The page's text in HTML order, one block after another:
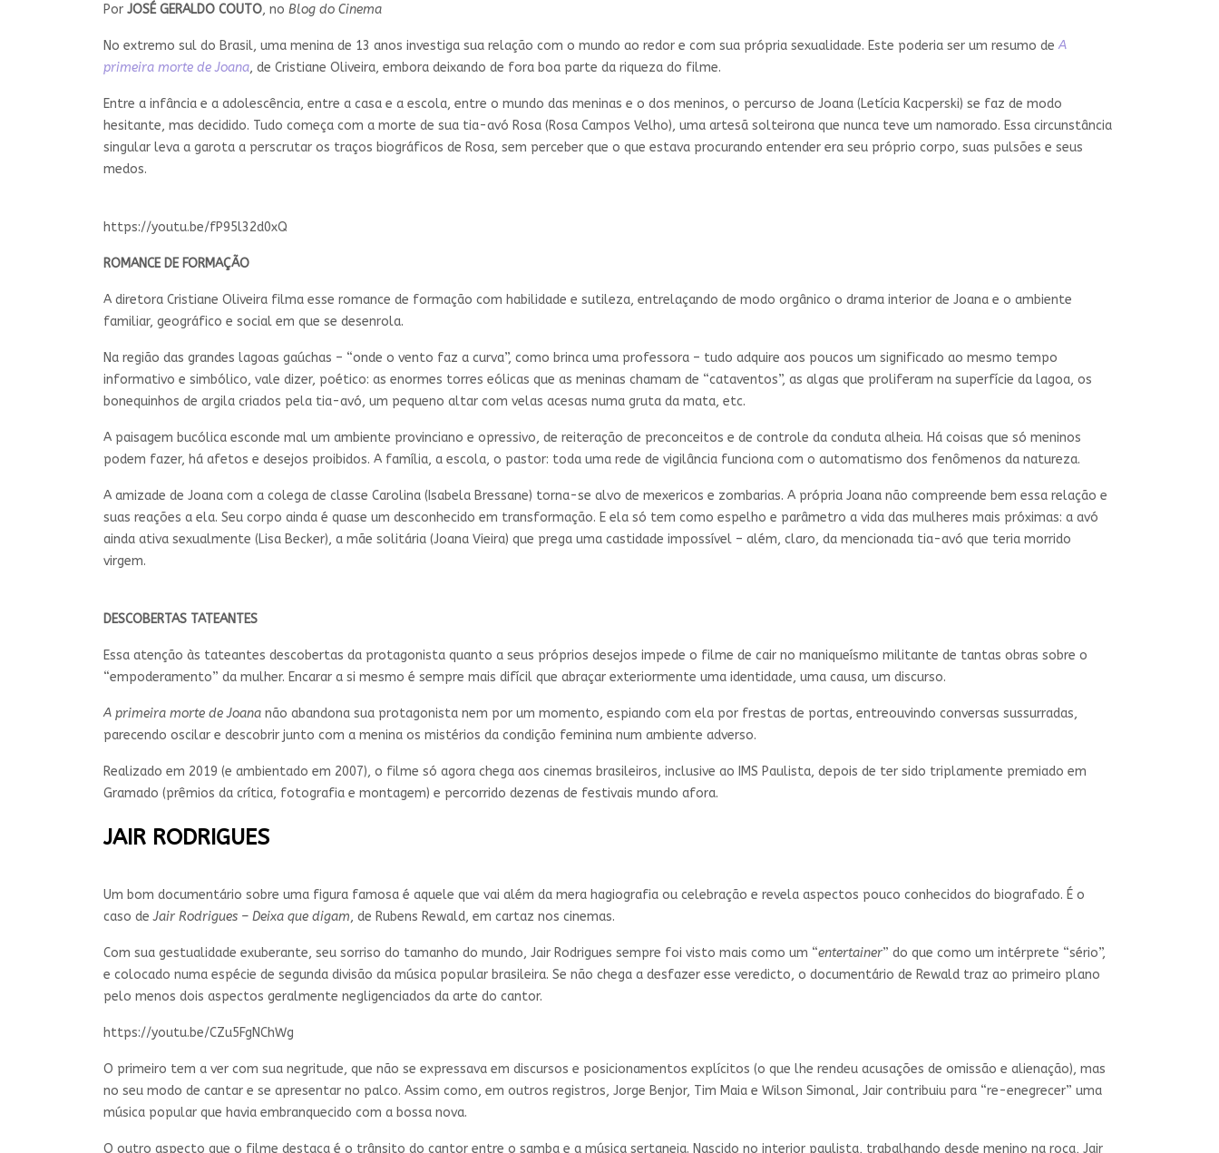
Por JOSÉ GERALDO COUTO, no Blog do Cinema
No extremo sul do Brasil, uma menina de 13 anos investiga sua relação com o mundo ao redor e com sua própria sexualidade. Este poderia ser um resumo de A
primeira morte de Joana, de Cristiane Oliveira, embora deixando de fora boa parte da riqueza do filme.
Entre a infância e a adolescência, entre a casa e a escola, entre o mundo das meninas e o dos meninos, o percurso de Joana (Letícia Kacperski) se faz de modo
hesitante, mas decidido. Tudo começa com a morte de sua tia-avó Rosa (Rosa Campos Velho), uma artesã solteirona que nunca teve um namorado. Essa circunstância
singular leva a garota a perscrutar os traços biográficos de Rosa, sem perceber que o que estava procurando entender era seu próprio corpo, suas pulsões e seus
medos.
https://youtu.be/fP95l32d0xQ
ROMANCE DE FORMAÇÃO
A diretora Cristiane Oliveira filma esse romance de formação com habilidade e sutileza, entrelaçando de modo orgânico o drama interior de Joana e o ambiente
familiar, geográfico e social em que se desenrola.
Na região das grandes lagoas gaúchas – “onde o vento faz a curva”, como brinca uma professora – tudo adquire aos poucos um significado ao mesmo tempo
informativo e simbólico, vale dizer, poético: as enormes torres eólicas que as meninas chamam de “cataventos”, as algas que proliferam na superfície da lagoa, os
bonequinhos de argila criados pela tia-avó, um pequeno altar com velas acesas numa gruta da mata, etc.
A paisagem bucólica esconde mal um ambiente provinciano e opressivo, de reiteração de preconceitos e de controle da conduta alheia. Há coisas que só meninos
podem fazer, há afetos e desejos proibidos. A família, a escola, o pastor: toda uma rede de vigilância funciona com o automatismo dos fenômenos da natureza.
A amizade de Joana com a colega de classe Carolina (Isabela Bressane) torna-se alvo de mexericos e zombarias. A própria Joana não compreende bem essa relação e
suas reações a ela. Seu corpo ainda é quase um desconhecido em transformação. E ela só tem como espelho e parâmetro a vida das mulheres mais próximas: a avó
ainda ativa sexualmente (Lisa Becker), a mãe solitária (Joana Vieira) que prega uma castidade impossível – além, claro, da mencionada tia-avó que teria morrido
virgem.
DESCOBERTAS TATEANTES
Essa atenção às tateantes descobertas da protagonista quanto a seus próprios desejos impede o filme de cair no maniqueísmo militante de tantas obras sobre o
“empoderamento” da mulher. Encarar a si mesmo é sempre mais difícil que abraçar exteriormente uma identidade, uma causa, um discurso.
A primeira morte de Joana não abandona sua protagonista nem por um momento, espiando com ela por frestas de portas, entreouvindo conversas sussurradas,
parecendo oscilar e descobrir junto com a menina os mistérios da condição feminina num ambiente adverso.
Realizado em 2019 (e ambientado em 2007), o filme só agora chega aos cinemas brasileiros, inclusive ao IMS Paulista, depois de ter sido triplamente premiado em
Gramado (prêmios da crítica, fotografia e montagem) e percorrido dezenas de festivais mundo afora.
JAIR RODRIGUES
Um bom documentário sobre uma figura famosa é aquele que vai além da mera hagiografia ou celebração e revela aspectos pouco conhecidos do biografado. É o
caso deJair Rodrigues – Deixa que digam, de Rubens Rewald, em cartaz nos cinemas.
Com sua gestualidade exuberante, seu sorriso do tamanho do mundo, Jair Rodrigues sempre foi visto mais como um “entertainer” do que como um intérprete “sério”,
e colocado numa espécie de segunda divisão da música popular brasileira. Se não chega a desfazer esse veredicto, o documentário de Rewald traz ao primeiro plano
pelo menos dois aspectos geralmente negligenciados da arte do cantor.
https://youtu.be/CZu5FgNChWg
O primeiro tem a ver com sua negritude, que não se expressava em discursos e posicionamentos explícitos (o que lhe rendeu acusações de omissão e alienação), mas
no seu modo de cantar e se apresentar no palco. Assim como, em outros registros, Jorge Benjor, Tim Maia e Wilson Simonal, Jair contribuiu para “re-enegrecer” uma
música popular que havia embranquecido com a bossa nova.
O outro aspecto que o filme destaca é o trânsito do cantor entre o samba e a música sertaneja. Nascido no interior paulista, trabalhando desde menino na roça, Jair